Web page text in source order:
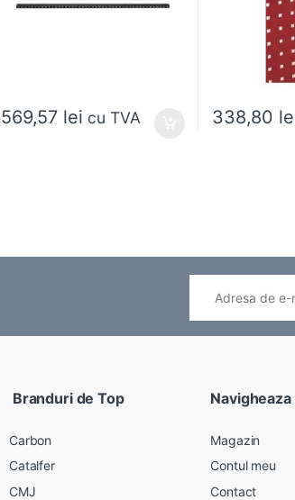
569,57 lei cu TVA 338,80
Branduri de Top
Carbon
Catalfer
CMJ
Navigheaza
Magazin
Contul meu
Contact